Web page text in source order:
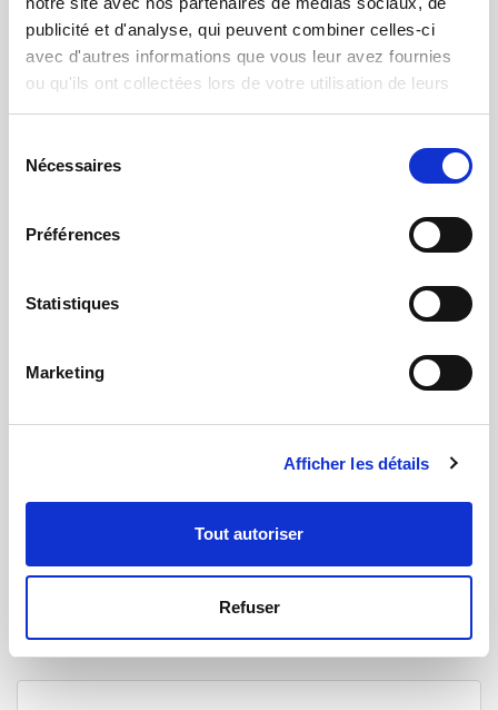
publicité et d'analyse, qui peuvent combiner celles-ci
avec d'autres informations que vous leur avez fournies
ou qu'ils ont collectées lors de votre utilisation de leurs
services.
Nécessaires
Préférences
Statistiques
Marketing
Afficher les détails
Tout autoriser
Refuser
Contrôle dimensionnel
La mesure avec une très haute précision dans
Mesures multi-physiques avec mécanismes
d’actuation et d’automatisation